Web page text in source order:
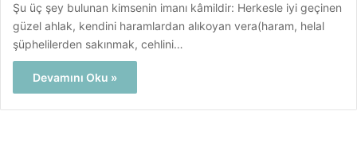
Şu üç şey bulunan kimsenin imanı kâmildir: Herkesle iyi geçinen
güzel ahlak, kendini haramlardan alıkoyan vera(haram, helal
şüphelilerden sakınmak, cehlini…
Devamını Oku »